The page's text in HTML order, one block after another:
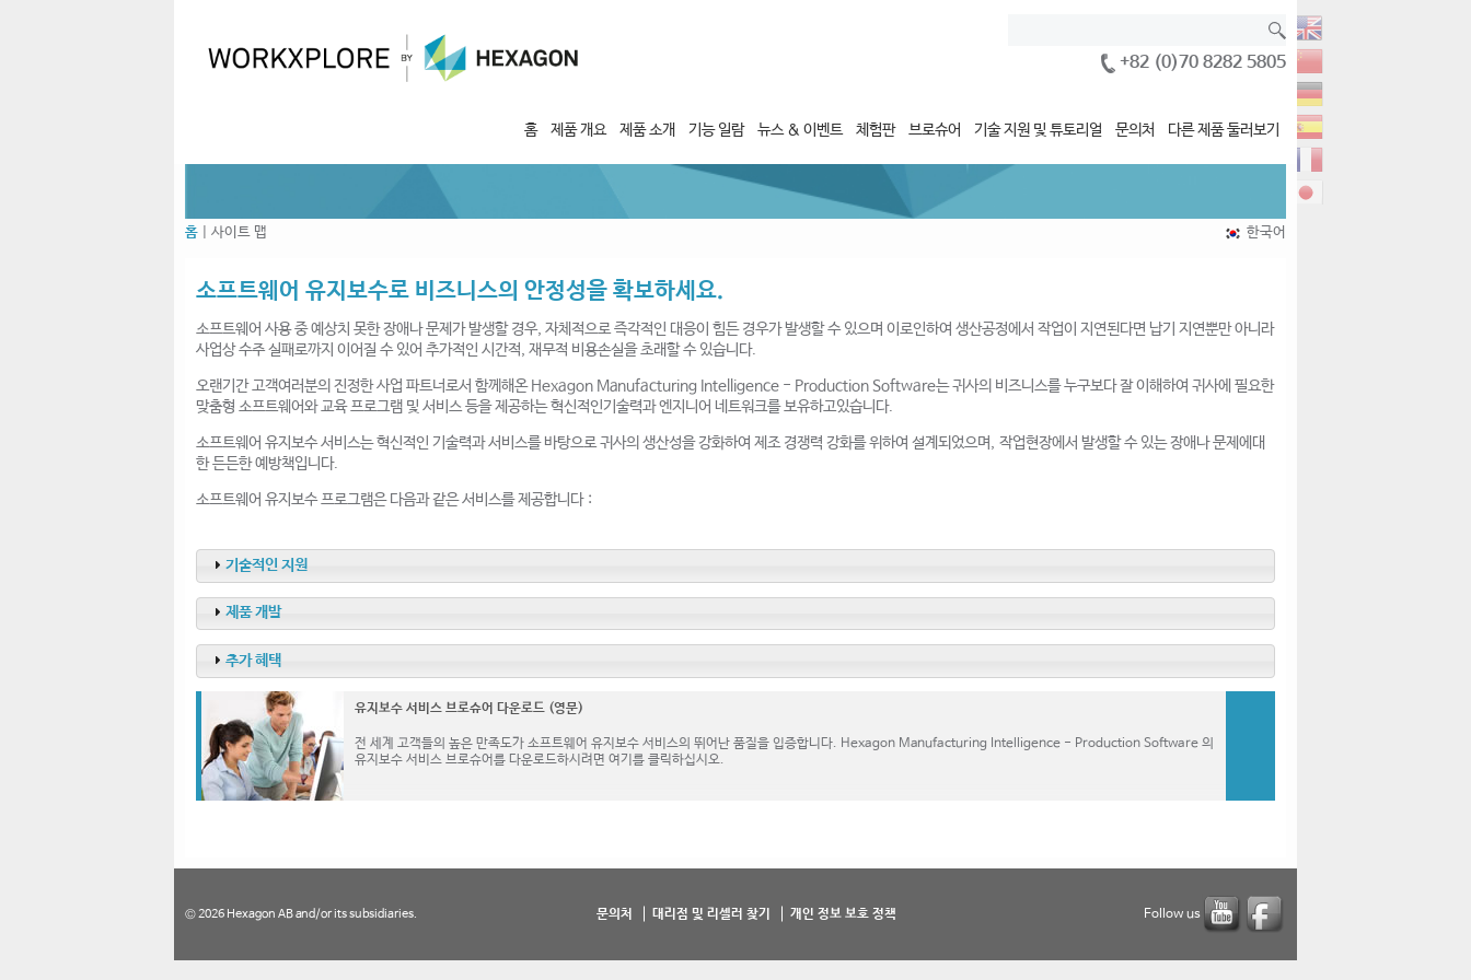
+82 (0)70 8282 5805
홈 제품 개요 제품 소개 기능 일람 뉴스 & 이벤트 체험판 브로슈어 기술 지원 및 튜토리얼 문의처 다른 제품 둘러보기
홈 사이트 맵 한국어
소프트웨어 유지보수로 비즈니스의 안정성을 확보하세요.
소프트웨어 사용 중 예상치 못한 장애나 문제가 발생할 경우, 자체적으로 즉각적인 대응이 힘든 경우가 발생할 수 있으며 이로인하여 생산공정에서 작업이 지연된다면 납기 지연뿐만 아니라
사업상 수주 실패로까지 이어질 수 있어 추가적인 시간적, 재무적 비용손실을 초래할 수 있습니다.
오랜기간 고객여러분의 진정한 사업 파트너로서 함께해온 Hexagon Manufacturing Intelligence - Production Software는 귀사의 비즈니스를 누구보다 잘 이해하여 귀사에 필요한
맞춤형 소프트웨어와 교육 프로그램 및 서비스 등을 제공하는 혁신적인기술력과 엔지니어 네트워크를 보유하고있습니다.
소프트웨어 유지보수 서비스는 혁신적인 기술력과 서비스를 바탕으로 귀사의 생산성을 강화하여 제조 경쟁력 강화를 위하여 설계되었으며, 작업현장에서 발생할 수 있는 장애나 문제에대
한 든든한 예방책입니다.
소프트웨어 유지보수 프로그램은 다음과 같은 서비스를 제공합니다 :
기술적인 지원
제품 개발
추가 혜택
유지보수 서비스 브로슈어 다운로드 (영문)
전 세계 고객들의 높은 만족도가 소프트웨어 유지보수 서비스의 뛰어난 품질을 입증합니다. Hexagon Manufacturing Intelligence - Production Software 의
유지보수 서비스 브로슈어를 다운로드하시려면 여기를 클릭하십시오.
© 2026 Hexagon AB and/or its subsidiaries. 문의처 대리점 및 리셀러 찾기 개인 정보 보호 정책 Follow us